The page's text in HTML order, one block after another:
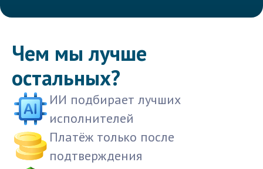
Чем мы лучше
остальных?
ИИ подбирает лучших
исполнителей
Платёж только после
подтверждения